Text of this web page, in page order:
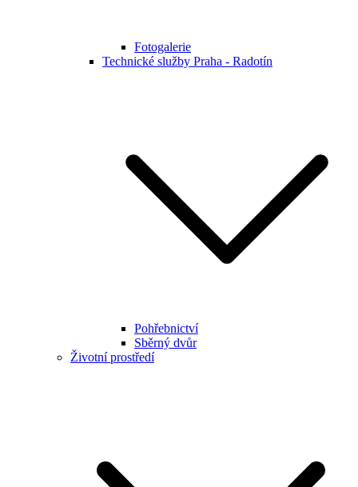
Fotogalerie
Technické služby Praha - Radotín
Pohřebnictví
Sběrný dvůr
Životní prostředí